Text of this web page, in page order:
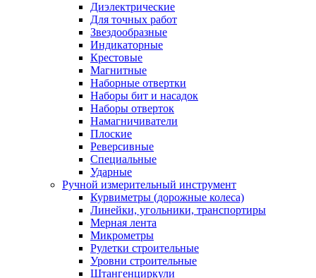
Диэлектрические
Для точных работ
Звездообразные
Индикаторные
Крестовые
Магнитные
Наборные отвертки
Наборы бит и насадок
Наборы отверток
Намагничиватели
Плоские
Реверсивные
Специальные
Ударные
Ручной измерительный инструмент
Курвиметры (дорожные колеса)
Линейки, угольники, транспортиры
Мерная лента
Микрометры
Рулетки строительные
Уровни строительные
Штангенциркули